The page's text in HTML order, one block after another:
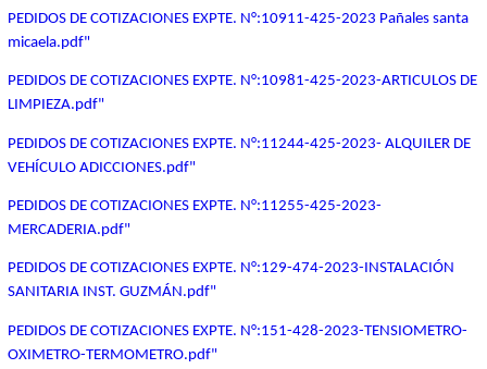
PEDIDOS DE COTIZACIONES EXPTE. N°:10911-425-2023 Pañales santa
micaela.pdf"
PEDIDOS DE COTIZACIONES EXPTE. N°:10981-425-2023-ARTICULOS DE
LIMPIEZA.pdf"
PEDIDOS DE COTIZACIONES EXPTE. N°:11244-425-2023- ALQUILER DE
VEHÍCULO ADICCIONES.pdf"
PEDIDOS DE COTIZACIONES EXPTE. N°:11255-425-2023-
MERCADERIA.pdf"
PEDIDOS DE COTIZACIONES EXPTE. N°:129-474-2023-INSTALACIÓN
SANITARIA INST. GUZMÁN.pdf"
PEDIDOS DE COTIZACIONES EXPTE. N°:151-428-2023-TENSIOMETRO-
OXIMETRO-TERMOMETRO.pdf"